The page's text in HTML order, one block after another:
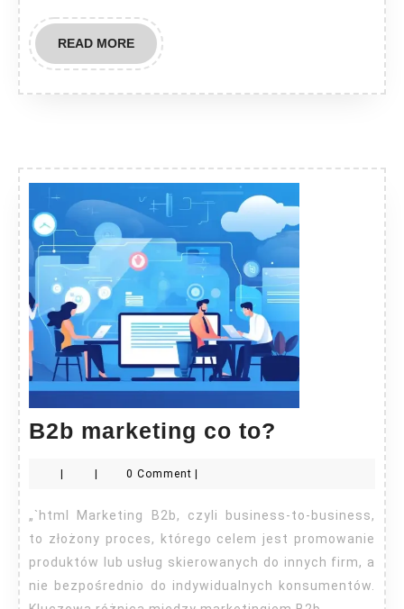
READ MOREREAD
MORE
B2b marketing co to?
marketing
to?
0 Comment
„`html Marketing B2b, czyli business-to-business,
to złożony proces, którego celem jest promowanie
produktów lub usług skierowanych do innych firm, a
nie bezpośrednio do indywidualnych konsumentów.